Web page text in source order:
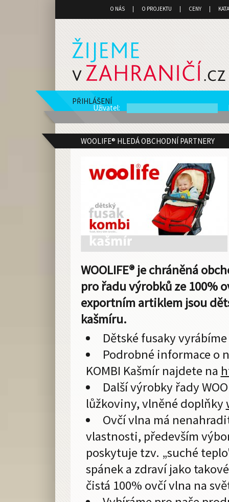
O NÁS O PROJEKTU CENY
PŘIHLÁŠENÍ
Uživatel:
WOOLIFE® HLEDÁ OBCHODNÍ PARTNERY
WOOLIFE® je chráněná
pro řadu výrobků ze 100%
exportním artiklem jsou
kašmíru.
Dětské fusaky
Podrobné informace o
KOMBI Kašmír najdete na
Další výrobky řady
lůžkoviny, vlněné doplňky
Ovčí vlna má
vlastnosti, především
poskytuje tzv. „suché
spánek a zdraví jako
čistá 100% ovčí vlna na